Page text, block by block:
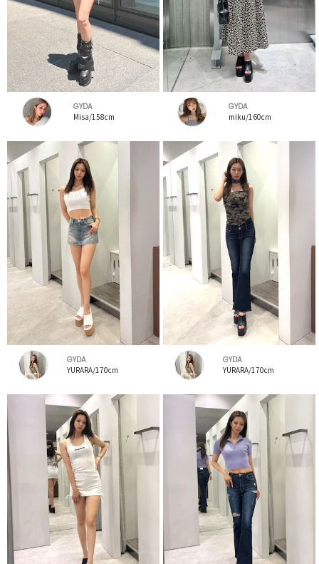
GYDA
Misa/158cm
GYDA
miku/160cm
GYDA
YURARA/170cm
GYDA
YURARA/170cm